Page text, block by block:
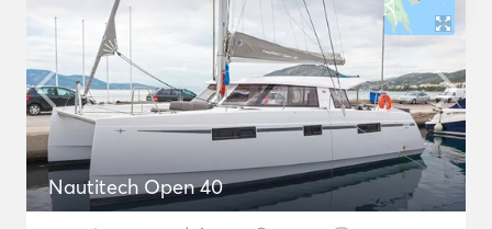
Nautitech Open 40